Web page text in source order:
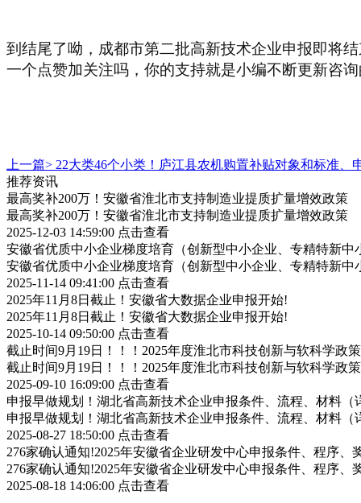
到结尾了呦，成都市第二批高新技术企业申报即将
一个点赞加关注吗，你的支持就是小编不断更新咨
上一篇> 22大类46个小类！庐江县农机购置补贴对象和标准、
推荐资讯
最高奖补200万！安徽省淮北市支持制造业提质扩量增效政策
最高奖补200万！安徽省淮北市支持制造业提质扩量增效政策
2025-12-03 14:59:00 点击查看
安徽省优质中小企业梯度培育（创新型中小企业、专精特新中
安徽省优质中小企业梯度培育（创新型中小企业、专精特新中
2025-11-14 09:41:00 点击查看
2025年11月8日截止！安徽省大数据企业申报开始!
2025年11月8日截止！安徽省大数据企业申报开始!
2025-10-14 09:50:00 点击查看
截止时间9月19日！！！2025年度淮北市科技创新与软科学
截止时间9月19日！！！2025年度淮北市科技创新与软科学
2025-09-10 16:09:00 点击查看
申报早做规划！湖北省高新技术企业申报条件、流程、材料（
申报早做规划！湖北省高新技术企业申报条件、流程、材料（
2025-08-27 18:50:00 点击查看
276家确认通知!2025年安徽省企业研发中心申报条件、程序、
276家确认通知!2025年安徽省企业研发中心申报条件、程序、
2025-08-18 14:06:00 点击查看